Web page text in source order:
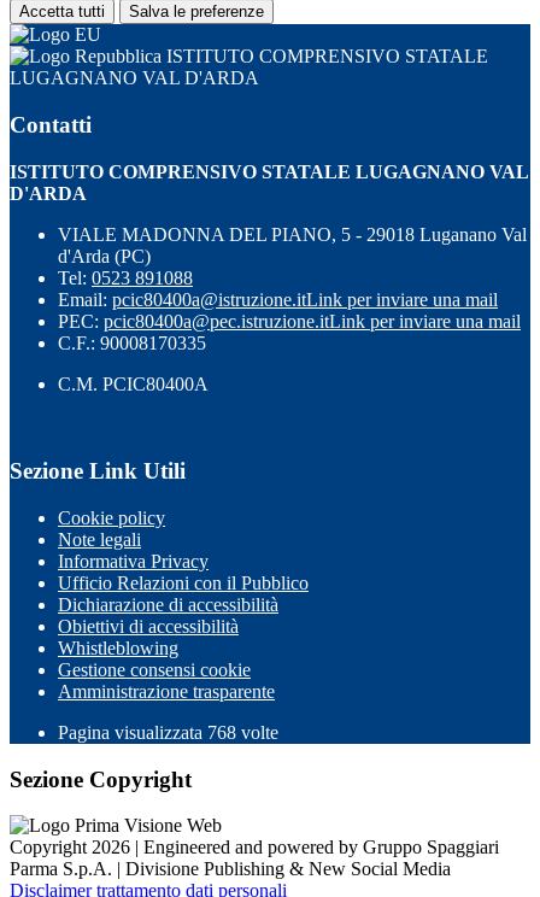
Accetta tutti Salva le preferenze
ISTITUTO COMPRENSIVO STATALE
LUGAGNANO VAL D'ARDA
Contatti
ISTITUTO COMPRENSIVO STATALE LUGAGNANO VAL
D'ARDA
VIALE MADONNA DEL PIANO, 5 - 29018 Luganano Val
d'Arda (PC)
Tel: 0523 891088
Email: pcic80400a@istruzione.itLink per inviare una mail
PEC: pcic80400a@pec.istruzione.itLink per inviare una mail
C.F.: 90008170335
C.M. PCIC80400A
Sezione Link Utili
Cookie policy
Note legali
Informativa Privacy
Ufficio Relazioni con il Pubblico
Dichiarazione di accessibilità
Obiettivi di accessibilità
Whistleblowing
Gestione consensi cookie
Amministrazione trasparente
Pagina visualizzata 768 volte
Sezione Copyright
Copyright 2026 | Engineered and powered by Gruppo Spaggiari
Parma S.p.A. | Divisione Publishing & New Social Media
Disclaimer trattamento dati personali